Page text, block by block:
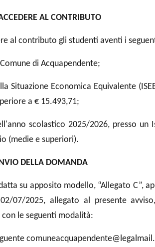
AL CONTRIBUTO
al contributo gli studenti aventi i
di Acquapendente;
Situazione Economica Equivalente
a € 15.493,71;
scolastico 2025/2026, presso
(medie e superiori).
DELLA DOMANDA
su apposito modello, “Allegato C”,
07/2025, allegato al presente
con le seguenti modalità: